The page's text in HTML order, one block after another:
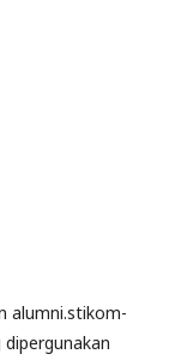
alumni.stikom-